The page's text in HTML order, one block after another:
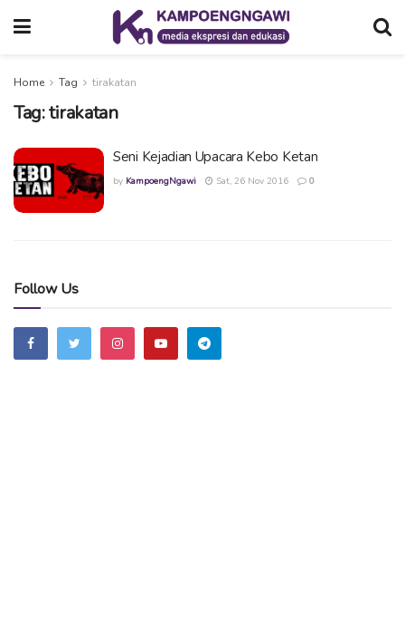
Home Tag tirakatan
Tag:tirakatan
Seni Kejadian Upacara Kebo Ketan
by KampoengNgawi Sat, 26 Nov 2016 0
Follow Us